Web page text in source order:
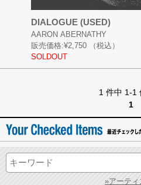
DIALOGUE (USED)
AARON ABERNATHY
販売価格:¥2,750
（税込）
SOLDOUT
1 件中 1-1
1
»アーテ